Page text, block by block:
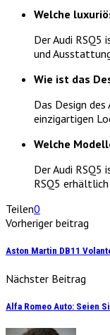
Welche
Der Audi
und
Wie ist das
Das Design
einzigartigen
Welche
Der Audi
RSQ5 erhältlich
Teilen0
Vorheriger beitrag
Aston Martin DB11
Nächster Beitrag
Alfa Romeo Auto: Seien